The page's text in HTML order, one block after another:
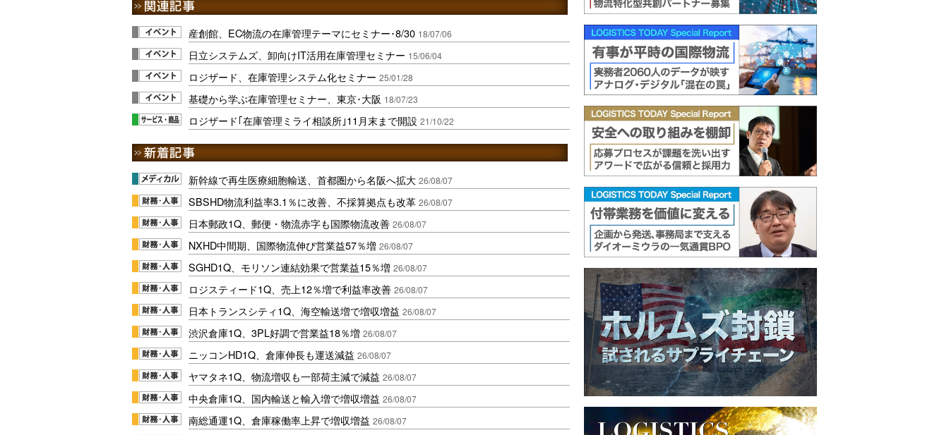
産創館、EC物流の在庫管理テーマにセミナー･8/30 18/07/06
日立システムズ、卸向けIT活用在庫管理セミナー 15/06/04
ロジザード、在庫管理システム化セミナー 25/01/28
基礎から学ぶ在庫管理セミナー、東京･大阪 18/07/23
ロジザード｢在庫管理ミライ相談所｣11月末まで開設 21/10/22
新幹線で再生医療細胞輸送、首都圏から名阪へ拡大 26/08/07
SBSHD物流利益率3.1％に改善、不採算拠点も改革 26/08/07
日本郵政1Q、郵便・物流赤字も国際物流改善 26/08/07
NXHD中間期、国際物流伸び営業益57％増 26/08/07
SGHD1Q、モリソン連結効果で営業益15％増 26/08/07
ロジスティード1Q、売上12％増で利益率改善 26/08/07
日本トランスシティ1Q、海空輸送増で増収増益 26/08/07
渋沢倉庫1Q、3PL好調で営業益18％増 26/08/07
ニッコンHD1Q、倉庫伸長も運送減益 26/08/07
ヤマタネ1Q、物流増収も一部荷主減で減益 26/08/07
中央倉庫1Q、国内輸送と輸入増で増収増益 26/08/07
南総通運1Q、倉庫稼働率上昇で増収増益 26/08/07